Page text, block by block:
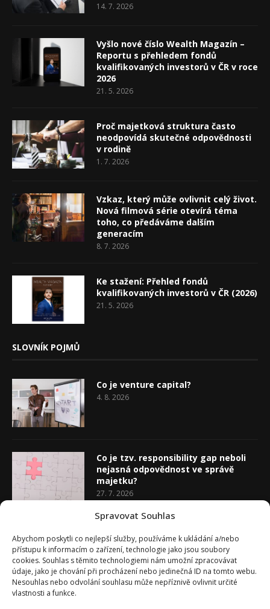
Spravovat Souhlas
Abychom poskytli co nejlepší služby, používáme k ukládání a/nebo
přístupu k informacím o zařízení, technologie jako jsou soubory
cookies. Souhlas s těmito technologiemi nám umožní zpracovávat
údaje, jako je chování při procházení nebo jedinečná ID na tomto webu.
Nesouhlas nebo odvolání souhlasu může nepříznivě ovlivnit určité
vlastnosti a funkce.
14. 7. 2026
Vyšlo nové číslo Wealth Magazín –
Reportu s přehledem fondů
kvalifikovaných investorů v ČR v roce
2026
21. 5. 2026
Proč majetková struktura často
neodpovídá skutečné odpovědnosti
v rodině
1. 7. 2026
Vzkaz, který může ovlivnit celý život.
Nová filmová série otevírá téma
toho, co předáváme dalším
generacím
8. 7. 2026
Ke stažení: Přehled fondů
kvalifikovaných investorů v ČR (2026)
21. 5. 2026
SLOVNÍK POJMŮ
Co je venture capital?
4. 8. 2026
Co je tzv. responsibility gap neboli
nejasná odpovědnost ve správě
majetku?
27. 7. 2026
20. 7. 2026